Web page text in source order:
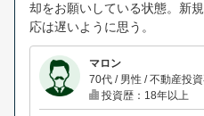
却をお願いしている状態。新
応は遅いように思う。
マロン
70代 / 男性 / 不動産投
投資歴：18年以上